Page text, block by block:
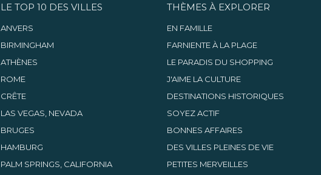
LE TOP 10 DES VILLES
ANVERS
BIRMINGHAM
ATHÈNES
ROME
CRÊTE
LAS VEGAS, NEVADA
BRUGES
HAMBURG
PALM SPRINGS, CALIFORNIA
THÈMES À EXPLORER
EN FAMILLE
FARNIENTE À LA PLAGE
LE PARADIS DU SHOPPING
J'AIME LA CULTURE
DESTINATIONS HISTORIQUES
SOYEZ ACTIF
BONNES AFFAIRES
DES VILLES PLEINES DE VIE
PETITES MERVEILLES